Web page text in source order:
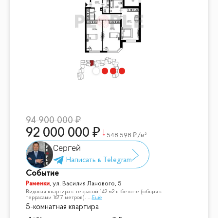
94 900 000
92 000 000 548 598 /м²
Сергей
Событие
Раменки, ул. Василия Ланового, 5
Видовая квартира с террасой 142 м2 в бетоне (общая с
террасами 167,7 метров). ... Ещё
5-комнатная квартира